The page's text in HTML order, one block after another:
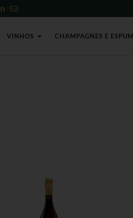
VINHOS Open Vinhos
CHAMPAGNES E